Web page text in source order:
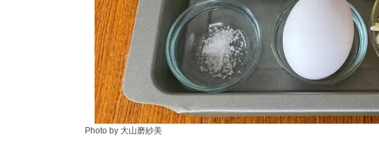
Photo by 大山磨紗美